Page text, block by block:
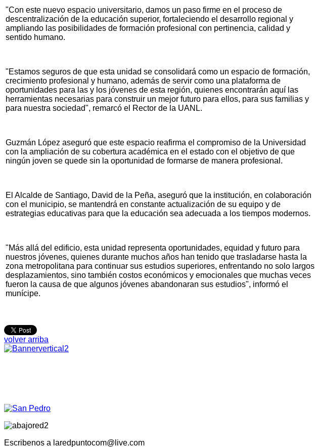
"Con este nuevo espacio universitario, damos un paso firme en el proceso de
descentralización de la educación superior, fortaleciendo el desarrollo regional y
ampliando las posibilidades de formación profesional con pertinencia, calidad y
sentido humano.
"Estamos seguros de que esta unidad se consolidará como un espacio de formación,
crecimiento profesional y humano, además de servir como una plataforma de
oportunidades para las y los jóvenes de esta región, quienes encontrarán aquí las
herramientas necesarias para construir un mejor futuro para ellos, para sus familias y
para nuestra sociedad", remarcó el Rector de la UANL.
Guzmán López aseguró que este espacio reafirma el compromiso de la Universidad
con la ampliación de su cobertura académica en el estado con el objetivo de que
ningún joven se quede sin la oportunidad de formarse de manera profesional.
El Alcalde de Santiago, David de la Peña, aseguró que la institución, en colaboración
con el municipio, se mantendrá en constante actualización de su equipo y de
estrategias educativas para que la educación sea adecuada a los tiempos modernos.
"Más allá del edificio, esta unidad representa oportunidades, equidad y futuro para
nuestros jóvenes, quienes durante muchos años han tenido que trasladarse hasta la
zona metropolitana para continuar sus estudios superiores, enfrentando no solo largos
desplazamientos, sino también costos económicos y emocionales que muchas veces
fueron la causa de que algunos jóvenes abandonaran sus estudios", informó el
munícipe.
volver arriba
Escribenos a laredpuntocom@live.com